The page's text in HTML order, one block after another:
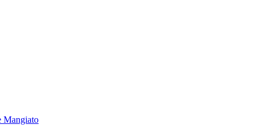
Mangiato